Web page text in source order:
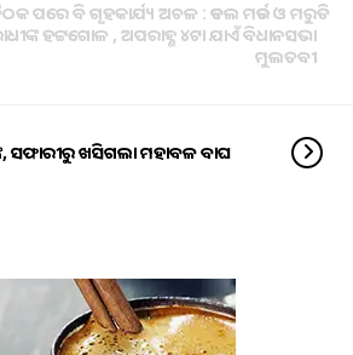
ପରେ ବି ଗୃହକାର୍ଯ୍ୟ ଅଚଳ : ଡବଲ ମର୍ଡର ଓ ମରୁଡି
ହଟ୍ଟଗୋଳ , ଅପରାହ୍ଣ ୪ଟା ଯାଏଁ ବିଧାନସଭା
ମୁଲତବୀ
ସଫାରୀରୁ ଖସିଗଲା ମହାବଳ ବାଘ